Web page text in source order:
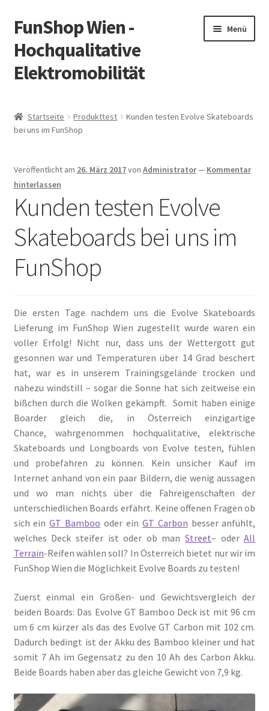
Zur
Navigation
springen
Zum
Inhalt
springen
FunShop Wien -
Hochqualitative
Elektromobilität
Menü
öffnen
Informationen zur Rechtslage in Österreich
öffnen
Über FunShop
Impressum
Zum Onlineshop in der Web Version
Startseite Produkttest
Kunden testen Evolve Skateboards
bei uns im FunShop
Veröffentlicht am 26. März 2017von Administrator— Kommentar
hinterlassen
Kunden testen Evolve
Skateboards bei uns im
FunShop
Die ersten Tage nachdem uns die Evolve Skateboards
Lieferung im FunShop Wien zugestellt wurde waren ein
voller Erfolg! Nicht nur, dass uns der Wettergott gut
gesonnen war und Temperaturen über 14 Grad beschert
hat, war es in unserem Trainingsgelände trocken und
nahezu windstill – sogar die Sonne hat sich zeitweise ein
bißchen durch die Wolken gekämpft. Somit haben einige
Boarder gleich die, in Österreich einzigartige
Chance, wahrgenommen hochqualitative, elektrische
Skateboards und Longboards von Evolve testen, fühlen
und probefahren zu können. Kein unsicher Kauf im
Internet anhand von ein paar Bildern, die wenig aussagen
und wo man nichts über die Fahreigenschaften der
unterschiedlichen Boards erfährt. Keine offenen Fragen ob
sich einGT Bamboo oder ein GT Carbon besser anfühlt,
welches Deck steifer ist oder ob manStreet– oderAll
Terrain-Reifen wählen soll? In Österreich bietet nur wir im
FunShop Wien die Möglichkeit Evolve Boards zu testen!
Zuerst einmal ein Größen- und Gewichtsvergleich der
beiden Boards: Das Evolve GT Bamboo Deck ist mit 96 cm
um 6 cm kürzer als das des Evolve GT Carbon mit 102 cm.
Dadurch bedingt ist der Akku des Bamboo kleiner und hat
somit 7 Ah im Gegensatz zu den 10 Ah des Carbon Akku.
Beide Boards haben aber das gleiche Gewicht von 7,9 kg.